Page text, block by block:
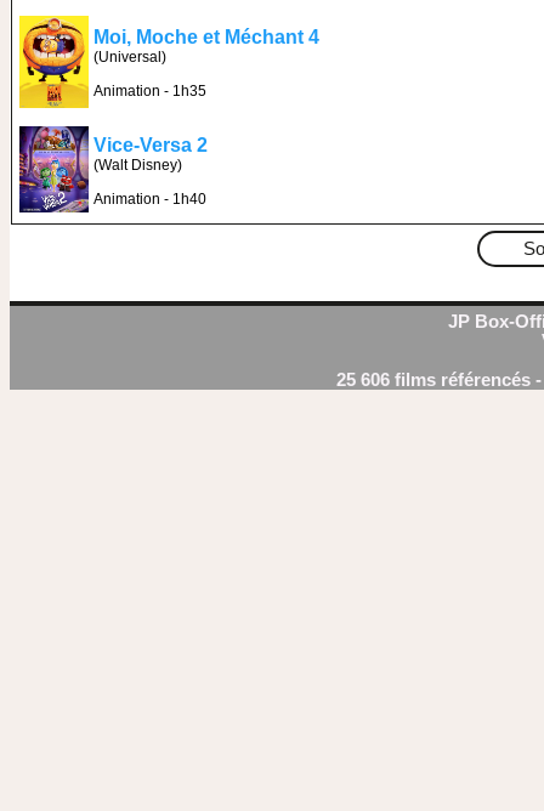
Moi, Moche et Méchant 4
(Universal)
Animation - 1h35
Vice-Versa 2
(Walt Disney)
Animation - 1h40
JP Box-
25 606 films référencés